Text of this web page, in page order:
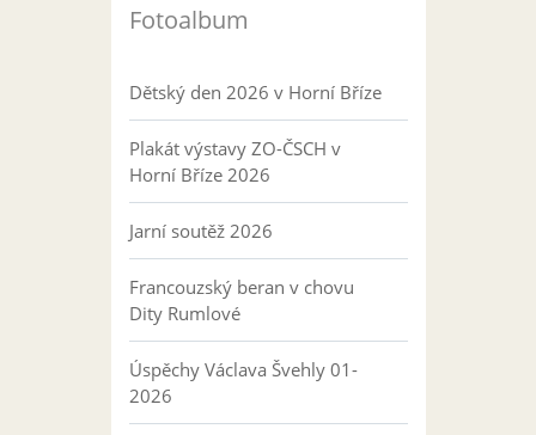
Fotoalbum
Dětský den 2026 v Horní Bříze
Plakát výstavy ZO-ČSCH v
Horní Bříze 2026
Jarní soutěž 2026
Francouzský beran v chovu
Dity Rumlové
Úspěchy Václava Švehly 01-
2026